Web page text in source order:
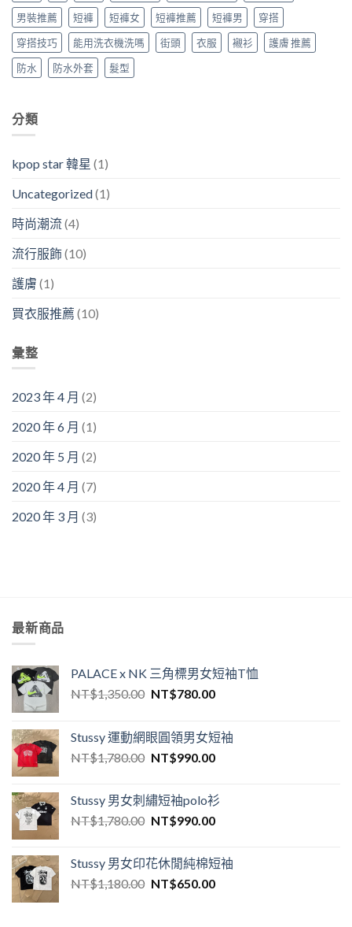
男裝推薦
短褲 短褲女 短褲推薦 短褲男
穿搭
穿搭技巧
能用洗衣機洗嗎 街頭 衣服 襯衫
護膚 推薦
防水
防水外套 髮型
分類
kpop star 韓星 (1)
Uncategorized(1)
時尚潮流 (4)
流行服飾(10)
護膚 (1)
買衣服推薦 (10)
彙整
2023 年 4 月 (2)
2020 年 6 月 (1)
2020 年 5 月 (2)
2020 年 4 月 (7)
2020 年 3 月 (3)
最新商品
PALACE x NK 三角標男女短袖T恤
NT$1,350.00 NT$780.00
Stussy 運動網眼圓領男女短袖
NT$1,780.00 NT$990.00
Stussy 男女刺繡短袖polo衫
NT$1,780.00 NT$990.00
Stussy 男女印花休閒純棉短袖
NT$1,180.00 NT$650.00